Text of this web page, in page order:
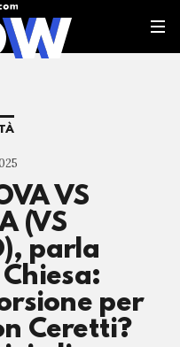
VS
(VS
parla
per
Ceretti?